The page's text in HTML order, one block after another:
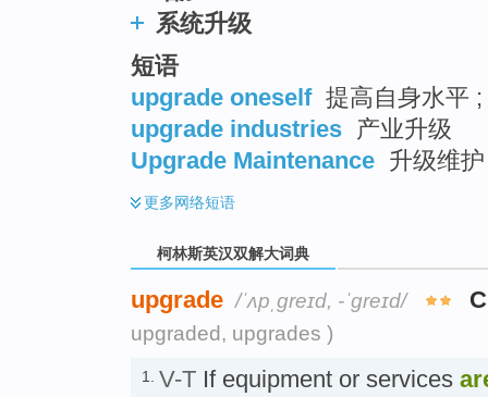
系统升级
短语
upgrade oneself 提高自身水平
upgrade industries 产业升级
Upgrade Maintenance 升级维护
更多网络短语
柯林斯英汉双解大词典
upgrade /ˈʌpˌgreɪd, -ˈgreɪd/
upgraded, upgrades )
1. V-T If equipment or services